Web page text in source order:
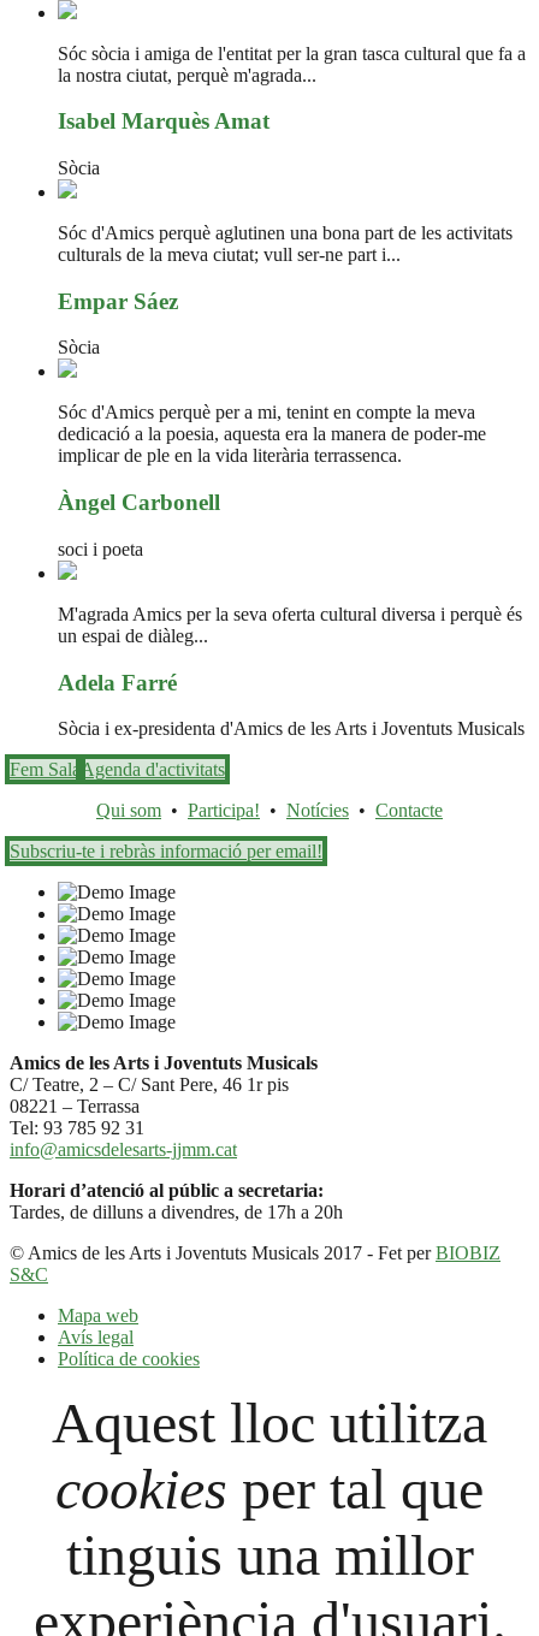
Sóc sòcia i amiga de l'entitat per la gran tasca cultural que fa a
la nostra ciutat, perquè m'agrada...
Isabel Marquès Amat
Sòcia
Sóc d'Amics perquè aglutinen una bona part de les activitats
culturals de la meva ciutat; vull ser-ne part i...
Empar Sáez
Sòcia
Sóc d'Amics perquè per a mi, tenint en compte la meva
dedicació a la poesia, aquesta era la manera de poder-me
implicar de ple en la vida literària terrassenca.
Àngel Carbonell
soci i poeta
M'agrada Amics per la seva oferta cultural diversa i perquè és
un espai de diàleg...
Adela Farré
Sòcia i ex-presidenta d'Amics de les Arts i Joventuts Musicals
Fem Sala Agenda d'activitats
Qui som • Participa! • Notícies • Contacte
Subscriu-te i rebràs informació per email!
Amics de les Arts i Joventuts Musicals
C/ Teatre, 2 – C/ Sant Pere, 46 1r pis
08221 – Terrassa
Tel: 93 785 92 31
info@amicsdelesarts-jjmm.cat
Horari d’atenció al públic a secretaria:
Tardes, de dilluns a divendres, de 17h a 20h
© Amics de les Arts i Joventuts Musicals 2017 - Fet perBIOBIZ
S&C
Mapa web
Avís legal
Política de cookies
Aquest lloc utilitza
cookies per tal que
tinguis una millor
experiència d'usuari.